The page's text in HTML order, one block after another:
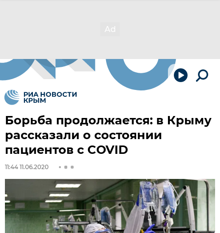
Борьба продолжается: в Крыму
рассказали о состоянии
пациентов с COVID
11:44 11.06.2020